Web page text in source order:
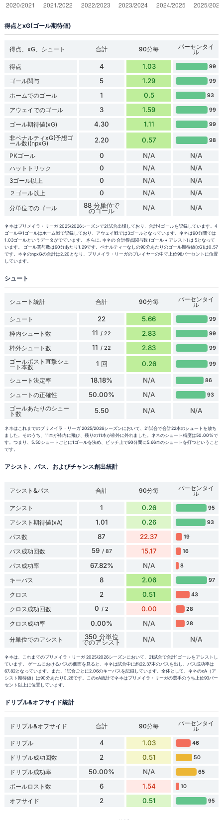
得点とxG(ゴール期待値)
得点、xG、シュート 合計 90分毎 パーセンタイ
ル
得点
4 1.03 99
ゴール関与 5 1.29 99
ホームでのゴール 1 0.5 93
アウェイでのゴール 3 1.59 99
ゴール期待値(xG) 4.30 1.11 99
非ペナルティxG(予想ゴ
ール数)(npxG) 2.20 0.57 98
PKゴール 0 N/A N/A
ハットトリック 0 N/A N/A
3ゴール以上 0 N/A N/A
２ゴール以上 0 N/A N/A
分単位でのゴール 88 分単位で
のゴール N/A N/A
ネネはプリメイラ・リーガ 2025/2026シーズンで21試合出場しており、合計4ゴールを記録しています。4
ゴール中1ゴールはホーム戦で記録しており、アウェイ戦では3ゴールとなっています。ネネは90分間では
1.03ゴールというデータがでています。 さらに, ネネの 合計得点関与数 (ゴール + アシスト) は 5となって
います。 ゴール関与数は90分あたり1.29です。ペナルティーなしの90分あたりのゴール期待値(xG)は0.57
です。ネネのnpxGの合計は2.20となり、プリメイラ・リーガのプレイヤーの中で上位98パーセントに位置
しています。
シュート
シュート統計 合計 90分毎 パーセンタイ
ル
シュート
22 5.66 99
枠内シュート数 11 / 22 2.83 99
枠外シュート数 11 / 22 2.83 99
ゴールポスト直撃シュ
ート本数 1 回 0.26 99
シュート決定率 18.18% N/A 86
シュートの正確性 50.00% N/A 93
ゴールあたりのシュー
ト数 5.50 N/A N/A
ネネはこれまでのプリメイラ・リーガ 2025/2026シーズンにおいて、21試合で合計22本のシュートを放ち
ました。そのうち、11本が枠内に飛び、残りの11本が枠外に外れました。ネネのシュート精度は50.00%で
す。つまり、5.50シュートごとに1ゴールを決め、ピッチ上で90分間に5.66本のシュートを打つということ
です。
アシスト、パス、およびチャンス創出統計
アシスト&パス 合計 90分毎 パーセンタイ
ル
アシスト
1 0.26 95
アシスト期待値(xA) 1.01 0.26 93
パス数 87 22.37 19
パス成功回数 59 / 87 15.17 16
パス成功率 67.82% N/A 8
キーパス 8 2.06 97
クロス 2 0.51 43
クロス成功回数 0 / 2 0.00 28
クロス成功率 0.00% N/A 28
分単位でのアシスト 350 分単位
でのアシスト N/A N/A
ネネは、これまでのプリメイラ・リーガ 2025/2026シーズンにおいて、21試合で合計1ゴールをアシストし
ています。 ゲームにおけるパスの側面を見ると、ネネは試合中に約22.37本のパスを出し、パス成功率は
67.82となっています。また、1試合ごとに2.06のキーパスを記録しています。全体として、ネネのxA（ア
シスト期待値）は90分あたり0.26です。このxA統計でネネはプリメイラ・リーガの選手のうち上位93パー
セント以上に位置しています。
ドリブル&オフサイド統計
ドリブル&オフサイド 合計 90分毎 パーセンタイ
ル
ドリブル
4 1.03 46
ドリブル成功回数 2 0.51 50
ドリブル成功率 50.00% N/A 65
ボールロスト数 6 1.54 10
オフサイド 2 0.51 95